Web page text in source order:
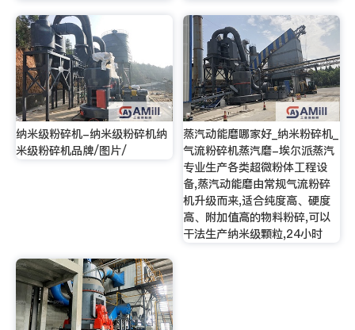
纳米级粉碎机-纳米级粉碎机纳
米级粉碎机品牌/图片/
蒸汽动能磨哪家好_纳米粉碎机_
气流粉碎机蒸汽磨-埃尔派蒸汽
专业生产各类超微粉体工程设
备,蒸汽动能磨由常规气流粉碎
机升级而来,适合纯度高、硬度
高、附加值高的物料粉碎,可以
干法生产纳米级颗粒,24小时